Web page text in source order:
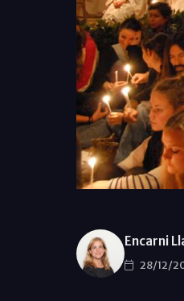
Encarni
28/12/